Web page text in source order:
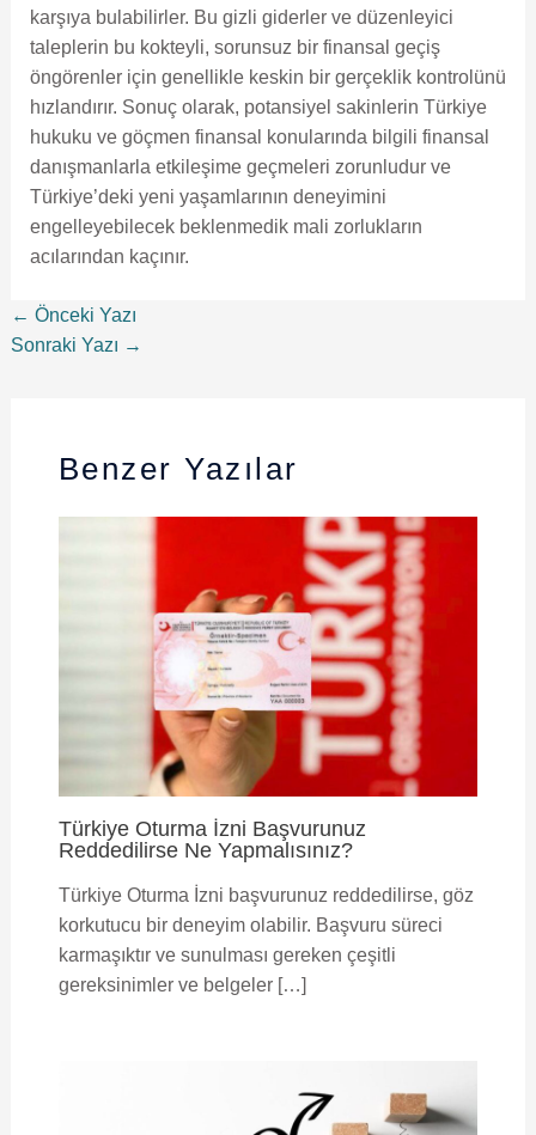
karşıya bulabilirler. Bu gizli giderler ve düzenleyici
taleplerin bu kokteyli, sorunsuz bir finansal geçiş
öngörenler için genellikle keskin bir gerçeklik kontrolünü
hızlandırır. Sonuç olarak, potansiyel sakinlerin Türkiye
hukuku ve göçmen finansal konularında bilgili finansal
danışmanlarla etkileşime geçmeleri zorunludur ve
Türkiye’deki yeni yaşamlarının deneyimini
engelleyebilecek beklenmedik mali zorlukların
acılarından kaçınır.
← Önceki Yazı
Sonraki Yazı →
Benzer Yazılar
Türkiye Oturma İzni Başvurunuz
Reddedilirse Ne Yapmalısınız?
Türkiye Oturma İzni başvurunuz reddedilirse, göz
korkutucu bir deneyim olabilir. Başvuru süreci
karmaşıktır ve sunulması gereken çeşitli
gereksinimler ve belgeler […]